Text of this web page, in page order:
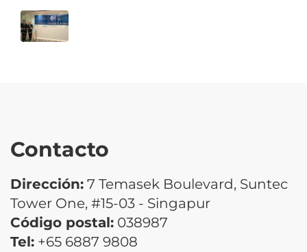
Contacto
Dirección: 7 Temasek Boulevard, Suntec
Tower One, #15-03 - Singapur
Código postal: 038987
Tel: +65 6887 9808